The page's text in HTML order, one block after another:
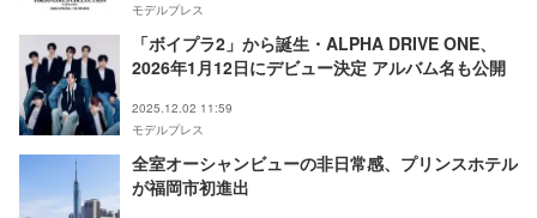
モデルプレス
「ボイプラ2」から誕生・ALPHA DRIVE ONE、
2026年1月12日にデビュー決定 アルバム名も公開
2025.12.02 11:59
モデルプレス
全室オーシャンビューの非日常感、プリンスホテル
が福岡市初進出